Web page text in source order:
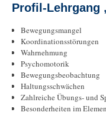
Profil-Lehrgang
Bewegungsmangel
Koordinationsstörungen
Wahrnehmung
Psychomotorik
Bewegungsbeobachtung
Haltungsschwächen
Zahlreiche Übungs- und
Besonderheiten im